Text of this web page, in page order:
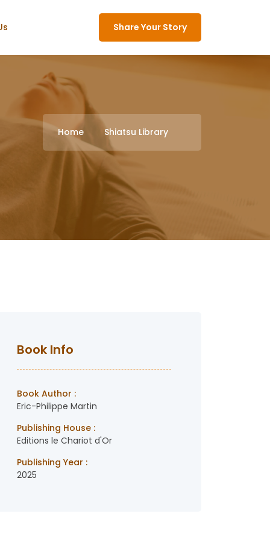
Share Your Story
Home Shiatsu Library
Book Info
Book Author :
Eric-Philippe Martin
Publishing House :
Editions le Chariot d'Or
Publishing Year :
2025